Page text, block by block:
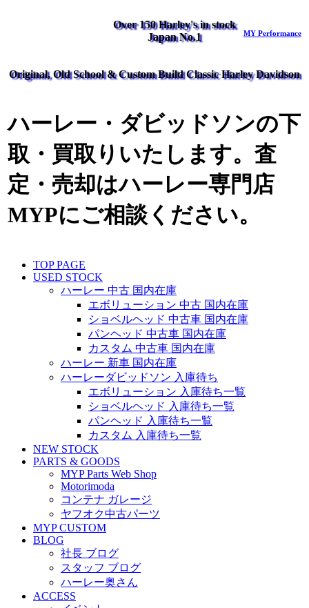
Over 150 Harley's in stock
Japan No.1
MY Performance
Original, Old School & Custom Build Classic Harley Davidson
ハーレー・ダビッドソンの下
取・買取りいたします。査
定・売却はハーレー専門店
MYPにご相談ください。
TOP PAGE
USED STOCK
ハーレー 中古 国内在庫
エボリューション 中古 国内在庫
ショベルヘッド 中古車 国内在庫
パンヘッド 中古車 国内在庫
カスタム 中古車 国内在庫
ハーレー 新車 国内在庫
ハーレーダビッドソン 入庫待ち
エボリューション 入庫待ち一覧
ショベルヘッド 入庫待ち一覧
パンヘッド 入庫待ち一覧
カスタム 入庫待ち一覧
NEW STOCK
PARTS & GOODS
MYP Parts Web Shop
Motorimoda
コンテナ ガレージ
ヤフオク中古パーツ
MYP CUSTOM
BLOG
社長 ブログ
スタッフ ブログ
ハーレー奥さん
ACCESS